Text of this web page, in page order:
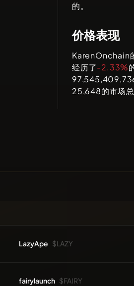
的。
价格表现
KarenOnchain
经历了-2.33%
25,648的市场
LazyApe $LAZY
fairylaunch $FAIRY